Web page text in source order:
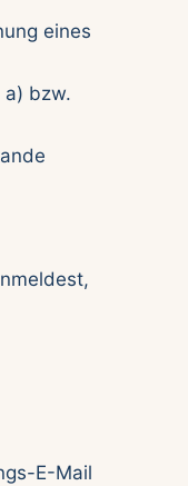
eines
a) bzw.
E-Mail